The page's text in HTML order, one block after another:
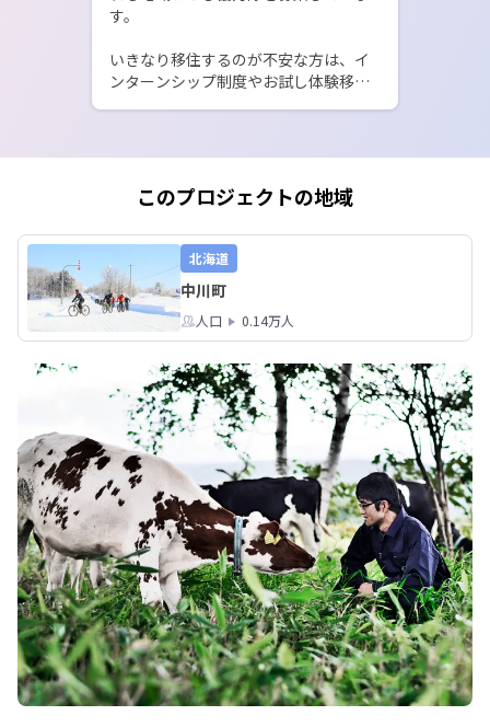
す。
いきなり移住するのが不安な方は、イ
ンターンシップ制度やお試し体験移住
2週間以上3か月以下の滞在を支援。
利用者には、参加者報償費として
12,000円/日をお支払いします。
※北海道中川町までの移動日は対象に
なりません。
このプロジェクトの地域
北海道
中川町
人口 0.14万人